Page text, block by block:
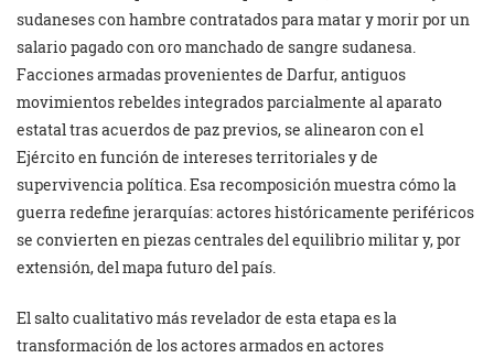
sudaneses con hambre contratados para matar y morir por un
salario pagado con oro manchado de sangre sudanesa.
Facciones armadas provenientes de Darfur, antiguos
movimientos rebeldes integrados parcialmente al aparato
estatal tras acuerdos de paz previos, se alinearon con el
Ejército en función de intereses territoriales y de
supervivencia política. Esa recomposición muestra cómo la
guerra redefine jerarquías: actores históricamente periféricos
se convierten en piezas centrales del equilibrio militar y, por
extensión, del mapa futuro del país.
El salto cualitativo más revelador de esta etapa es la
transformación de los actores armados en actores